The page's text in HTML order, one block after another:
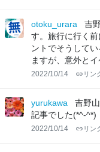
otoku_urara
吉
す。旅行に行く
ントでそうして
ますが、意外と
2022/10/14 リン
yurukawa
吉野
記事でした(*^-^*)
2022/10/14 リン